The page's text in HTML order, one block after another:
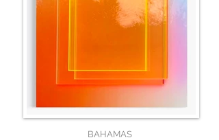
BAHAMAS